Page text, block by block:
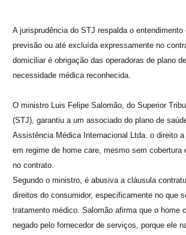
A jurisprudência do STJ respalda o
previsão ou até excluída expressamente no
domiciliar é obrigação das operadoras de plano
necessidade médica reconhecida.
O ministro Luis Felipe Salomão, do Superior
(STJ), garantiu a um associado do plano de
Assistência Médica Internacional Ltda. o direito a
em regime de home care, mesmo sem
no contrato.
Segundo o ministro, é abusiva a cláusula
direitos do consumidor, especificamente no que
tratamento médico. Salomão afirma que o home
negado pelo fornecedor de serviços, porque ele